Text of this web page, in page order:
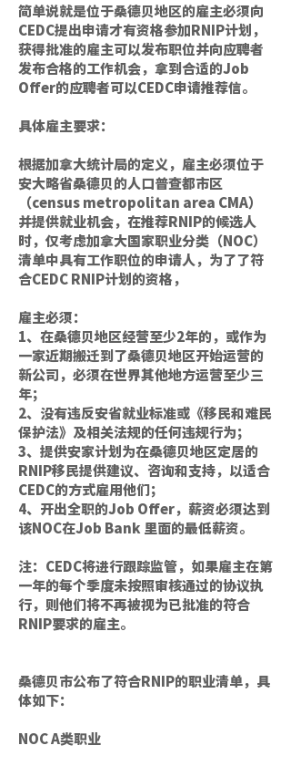
简单说就是位于桑德贝地区的雇主必须向
CEDC提出申请才有资格参加RNIP计划，
获得批准的雇主可以发布职位并向应聘者
发布合格的工作机会，拿到合适的Job
Offer的应聘者可以CEDC申请推荐信。
具体雇主要求：
根据加拿大统计局的定义，雇主必须位于
安大略省桑德贝的人口普查都市区
（census metropolitan area CMA）
并提供就业机会，在推荐RNIP的候选人
时，仅考虑加拿大国家职业分类（NOC）
清单中具有工作职位的申请人，为了了符
合CEDC RNIP计划的资格，
雇主必须：
1、在桑德贝地区经营至少2年的，或作为
一家近期搬迁到了桑德贝地区开始运营的
新公司，必须在世界其他地方运营至少三
年；
2、没有违反安省就业标准或《移民和难民
保护法》及相关法规的任何违规行为；
3、提供安家计划为在桑德贝地区定居的
RNIP移民提供建议、咨询和支持，以适合
CEDC的方式雇用他们；
4、开出全职的Job Offer，薪资必须达到
该NOC在Job Bank 里面的最低薪资。
注：CEDC将进行跟踪监管，如果雇主在第
一年的每个季度未按照审核通过的协议执
行，则他们将不再被视为已批准的符合
RNIP要求的雇主。
桑德贝市公布了符合RNIP的职业清单，具
体如下：
NOC A类职业